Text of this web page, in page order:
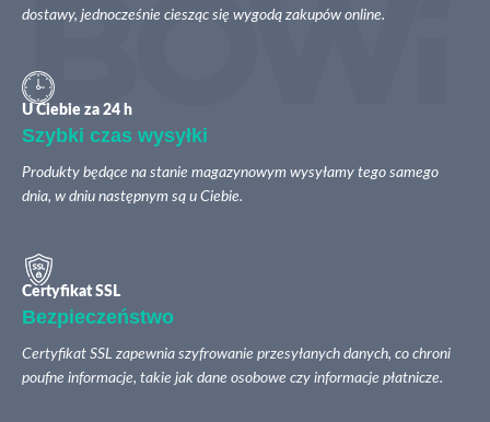
dostawy, jednocześnie ciesząc się wygodą zakupów online.
U Ciebie za 24 h
Szybki czas wysyłki
Produkty będące na stanie magazynowym wysyłamy tego samego
dnia, w dniu następnym są u Ciebie.
Certyfikat SSL
Bezpieczeństwo
Certyfikat SSL zapewnia szyfrowanie przesyłanych danych, co chroni
poufne informacje, takie jak dane osobowe czy informacje płatnicze.